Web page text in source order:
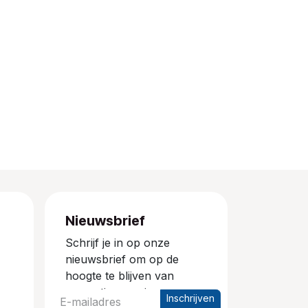
Nieuwsbrief
Schrijf je in op onze
nieuwsbrief om op de
hoogte te blijven van
promoties en nieuweInschrijven